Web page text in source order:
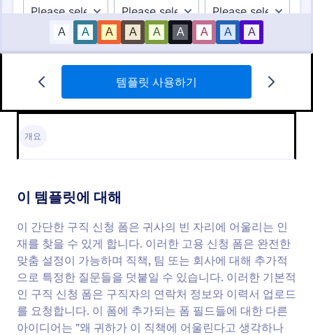
템플릿 사용하기
개요
이 템플릿에 대해
이 간단한 구직 신청 폼은 귀사의 빈 자리에 어울리는 인
재를 찾을 수 있게 합니다. 이러한 고용 신청 폼은 완전한
맞춤 설정이 가능하며 직책, 팀 또는 회사에 대해 추가적
으로 특정한 질문들을 덧붙일 수 있습니다. 이러한 기본적
인 구직 신청 폼은 구직자의 연락처 정보와 이력서 업로드
를 요청합니다. 이 폼에 추가되는 폼 필드들에 대한 다른
아이디어는 "왜 귀하가 이 직책에 어울린다고 생각하나
이력서 지원서 양식
자에 대해 필요한 연락처 정보를 수집하고 원하는 직
을 업로드하게 하는 영역들로 구성되어 있습니다. 더
많은 맞춤 설정 가능한 도구와 위젯들로 자신만의 폼
미리보기